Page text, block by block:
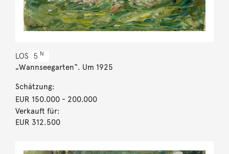
LOS 5 N
„Wannseegarten“. Um 1925
Schätzung:
EUR 150.000- 200.000
Verkauft für:
EUR 312.500